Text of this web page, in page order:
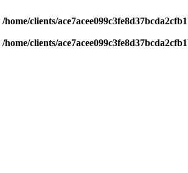
/home/clients/
/home/clients/